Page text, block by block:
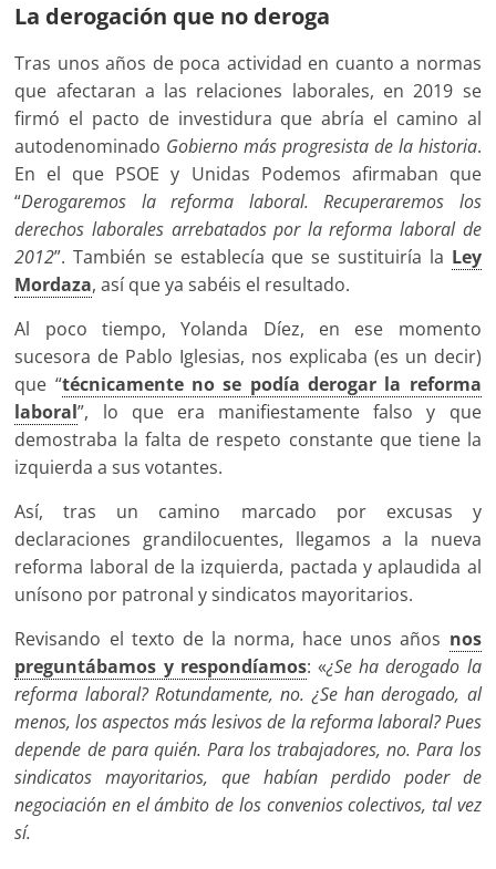
La derogación que no deroga
Tras unos años de poca actividad en cuanto a normas
que afectaran a las relaciones laborales, en 2019 se
firmó el pacto de investidura que abría el camino al
autodenominado Gobierno más progresista de la historia.
En el que PSOE y Unidas Podemos afirmaban que
“Derogaremos la reforma laboral. Recuperaremos los
derechos laborales arrebatados por la reforma laboral de
2012”. También se establecía que se sustituiría la Ley
Mordaza, así que ya sabéis el resultado.
Al poco tiempo, Yolanda Díez, en ese momento
sucesora de Pablo Iglesias, nos explicaba (es un decir)
que “técnicamente no se podía derogar la reforma
laboral”, lo que era manifiestamente falso y que
demostraba la falta de respeto constante que tiene la
izquierda a sus votantes.
Así, tras un camino marcado por excusas y
declaraciones grandilocuentes, llegamos a la nueva
reforma laboral de la izquierda, pactada y aplaudida al
unísono por patronal y sindicatos mayoritarios.
Revisando el texto de la norma, hace unos años nos
preguntábamos y respondíamos: «¿Se ha derogado la
reforma laboral? Rotundamente, no. ¿Se han derogado, al
menos, los aspectos más lesivos de la reforma laboral? Pues
depende de para quién. Para los trabajadores, no. Para los
sindicatos mayoritarios, que habían perdido poder de
negociación en el ámbito de los convenios colectivos, tal vez
sí.